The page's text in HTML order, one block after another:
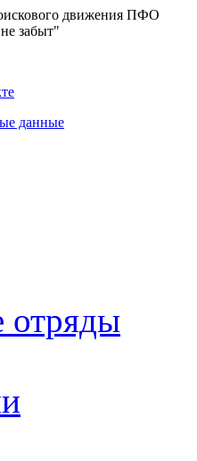
движения ПФО
забыт"
данные
отряды